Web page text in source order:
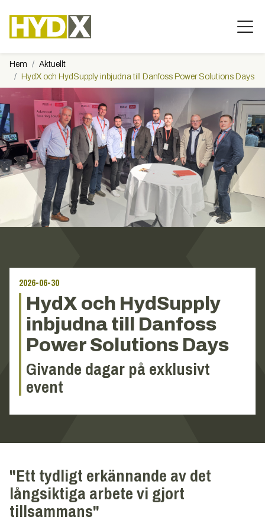
Hem
Aktuellt
HydX och HydSupply inbjudna till Danfoss Power Solutions Days
2026-06-30
HydX och HydSupply
inbjudna till Danfoss
Power Solutions Days
Givande dagar på exklusivt
event
"Ett tydligt erkännande av det
långsiktiga arbete vi gjort
tillsammans"